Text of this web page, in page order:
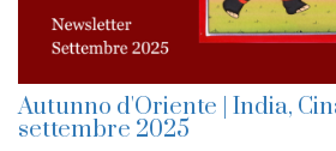
Autunno d'Oriente | India,
settembre 2025